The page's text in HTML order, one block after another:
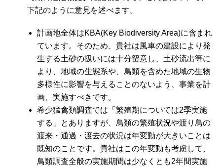
下記のように意見を述べます。
計画地全体はKBA(Key Biodiversity Area)に含まれ
ています。そのため、貴社は風車の建設により発
生する土砂の扱いには十分留意し、土砂流出等に
より、地域の生態系や、鳥類を含めた地域の生物
多様性に影響を与えることのないよう、事業を計
画、実施すべきです。
希少猛禽類調査では「繁殖期については2季実施
する」とありますが、鳥類の繁殖状況や渡り鳥の
渡来・通過・渡去の状況は年変動が大きいことは
既知のことです。貴社はこの年変動も考慮して、
鳥類調査全般の実施期間は少なくとも2年間実施